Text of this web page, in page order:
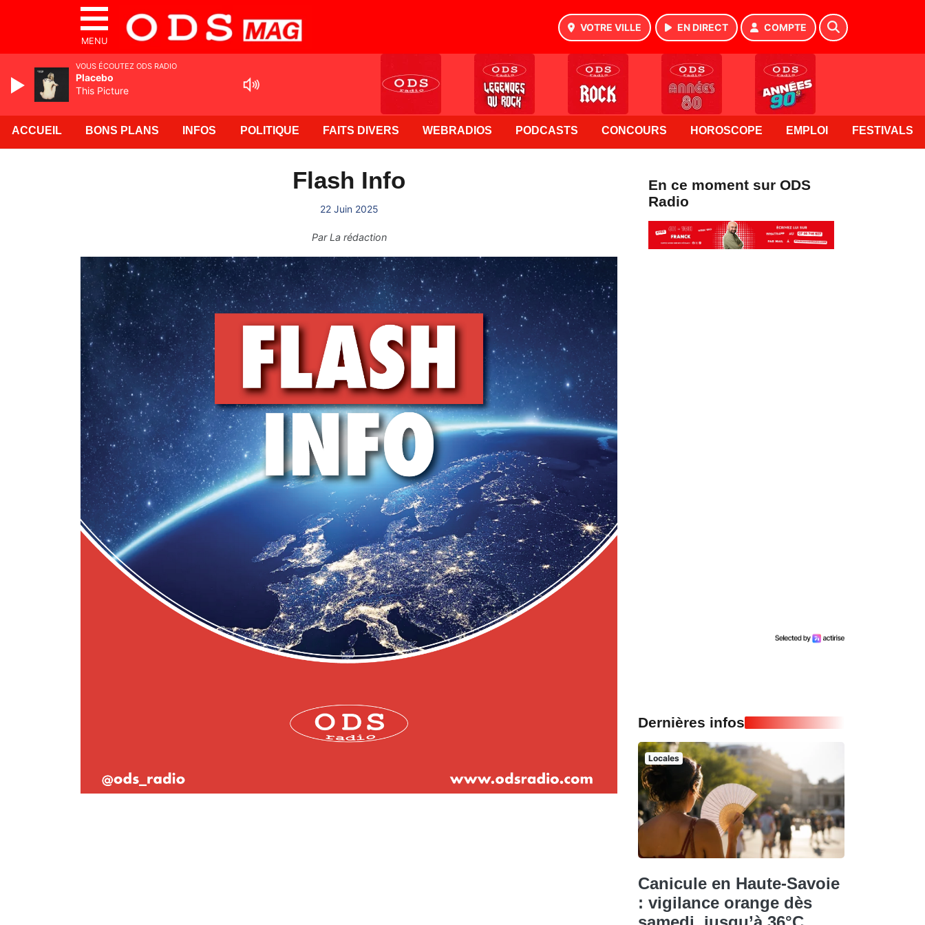
MENU
VOTRE VILLE EN DIRECT COMPTE
ACCUEIL BONS PLANS INFOS POLITIQUE FAITS DIVERS WEBRADIOS PODCASTS CONCOURS HOROSCOPE EMPLOI FESTIVALS
Flash Info
22 Juin 2025
ParLa rédaction
En ce moment sur ODS
Radio
Dernières infos
Locales
Canicule en Haute-Savoie
: vigilance orange dès
VOUS ÉCOUTEZ ODS RADIO
Placebo
This Picture